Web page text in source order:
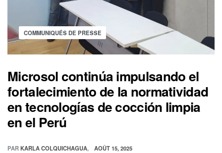
COMMUNIQUÉS DE PRESSE
Microsol continúa impulsando el
fortalecimiento de la normatividad
en tecnologías de cocción limpia
en el Perú
PARKARLA COLQUICHAGUA AOÛT 15, 2025